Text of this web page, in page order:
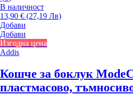
В наличност
13,90 € (27,19 Лв)
Добави
Добави
Изгодна цена
Addis
Кошче за боклук Mode
пластмасово,